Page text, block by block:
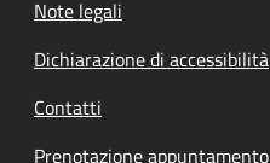
Note legali
Dichiarazione di accessibilità
Contatti
Prenotazione appuntamento